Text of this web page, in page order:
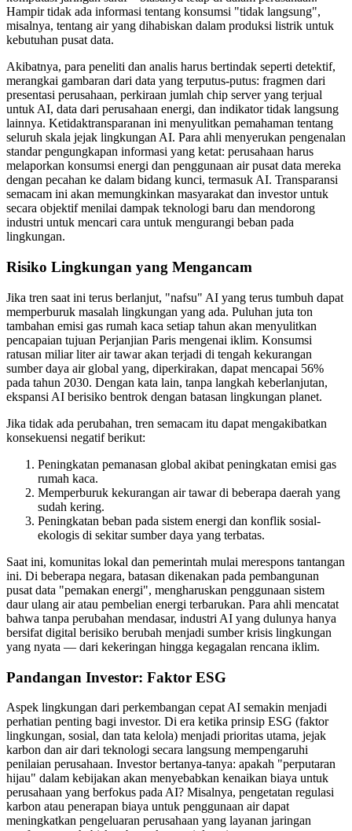
Hampir tidak ada informasi tentang konsumsi "tidak langsung",
misalnya, tentang air yang dihabiskan dalam produksi listrik untuk
kebutuhan pusat data.
Akibatnya, para peneliti dan analis harus bertindak seperti detektif,
merangkai gambaran dari data yang terputus-putus: fragmen dari
presentasi perusahaan, perkiraan jumlah chip server yang terjual
untuk AI, data dari perusahaan energi, dan indikator tidak langsung
lainnya. Ketidaktransparanan ini menyulitkan pemahaman tentang
seluruh skala jejak lingkungan AI. Para ahli menyerukan pengenalan
standar pengungkapan informasi yang ketat: perusahaan harus
melaporkan konsumsi energi dan penggunaan air pusat data mereka
dengan pecahan ke dalam bidang kunci, termasuk AI. Transparansi
semacam ini akan memungkinkan masyarakat dan investor untuk
secara objektif menilai dampak teknologi baru dan mendorong
industri untuk mencari cara untuk mengurangi beban pada
lingkungan.
Risiko Lingkungan yang Mengancam
Jika tren saat ini terus berlanjut, "nafsu" AI yang terus tumbuh dapat
memperburuk masalah lingkungan yang ada. Puluhan juta ton
tambahan emisi gas rumah kaca setiap tahun akan menyulitkan
pencapaian tujuan Perjanjian Paris mengenai iklim. Konsumsi
ratusan miliar liter air tawar akan terjadi di tengah kekurangan
sumber daya air global yang, diperkirakan, dapat mencapai 56%
pada tahun 2030. Dengan kata lain, tanpa langkah keberlanjutan,
ekspansi AI berisiko bentrok dengan batasan lingkungan planet.
Jika tidak ada perubahan, tren semacam itu dapat mengakibatkan
konsekuensi negatif berikut:
Peningkatan pemanasan global akibat peningkatan emisi gas
rumah kaca.
Memperburuk kekurangan air tawar di beberapa daerah yang
sudah kering.
Peningkatan beban pada sistem energi dan konflik sosial-
ekologis di sekitar sumber daya yang terbatas.
Saat ini, komunitas lokal dan pemerintah mulai merespons tantangan
ini. Di beberapa negara, batasan dikenakan pada pembangunan
pusat data "pemakan energi", mengharuskan penggunaan sistem
daur ulang air atau pembelian energi terbarukan. Para ahli mencatat
bahwa tanpa perubahan mendasar, industri AI yang dulunya hanya
bersifat digital berisiko berubah menjadi sumber krisis lingkungan
yang nyata — dari kekeringan hingga kegagalan rencana iklim.
Pandangan Investor: Faktor ESG
Aspek lingkungan dari perkembangan cepat AI semakin menjadi
perhatian penting bagi investor. Di era ketika prinsip ESG (faktor
lingkungan, sosial, dan tata kelola) menjadi prioritas utama, jejak
karbon dan air dari teknologi secara langsung mempengaruhi
penilaian perusahaan. Investor bertanya-tanya: apakah "perputaran
hijau" dalam kebijakan akan menyebabkan kenaikan biaya untuk
perusahaan yang berfokus pada AI? Misalnya, pengetatan regulasi
karbon atau penerapan biaya untuk penggunaan air dapat
meningkatkan pengeluaran perusahaan yang layanan jaringan